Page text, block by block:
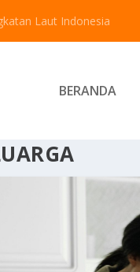
Laut Indonesia
BERANDA